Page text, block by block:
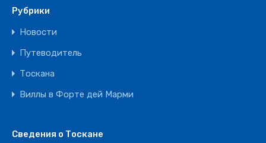
Рубрики
Новости
Путеводитель
Тоскана
Виллы в Форте дей Марми
Сведения о Тоскане